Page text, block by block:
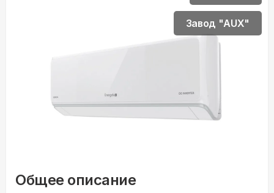
Общее описание
Завод "AUX"